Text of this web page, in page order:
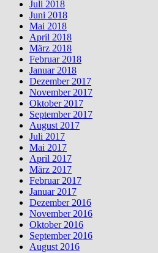
Juli 2018
Juni 2018
Mai 2018
April 2018
März 2018
Februar 2018
Januar 2018
Dezember 2017
November 2017
Oktober 2017
September 2017
August 2017
Juli 2017
Mai 2017
April 2017
März 2017
Februar 2017
Januar 2017
Dezember 2016
November 2016
Oktober 2016
September 2016
August 2016